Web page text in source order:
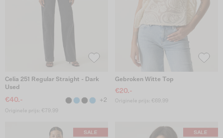
Celia 251 Regular Straight - Dark
Used
€40.- +2
Originele prijs: €79.99
Gebroken Witte Top
€20.-
Originele prijs: €69.99